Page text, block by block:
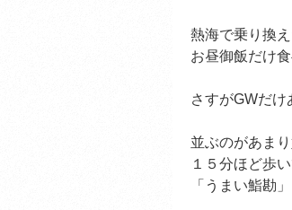
熱海で乗り換え
お昼御飯だけ
さすがGWだけ
並ぶのがあま
１５分ほど歩
「うまい鮨勘